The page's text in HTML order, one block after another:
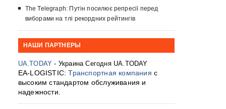
The Telegraph: Путін посилює репресії перед
виборами на тлі рекордних рейтингів
НАШИ ПАРТНЕРЫ
UA.TODAY - Украина Сегодня UA.TODAY
EA-LOGISTIC:Транспортная компания с
высоким стандартом обслуживания и
надежности.